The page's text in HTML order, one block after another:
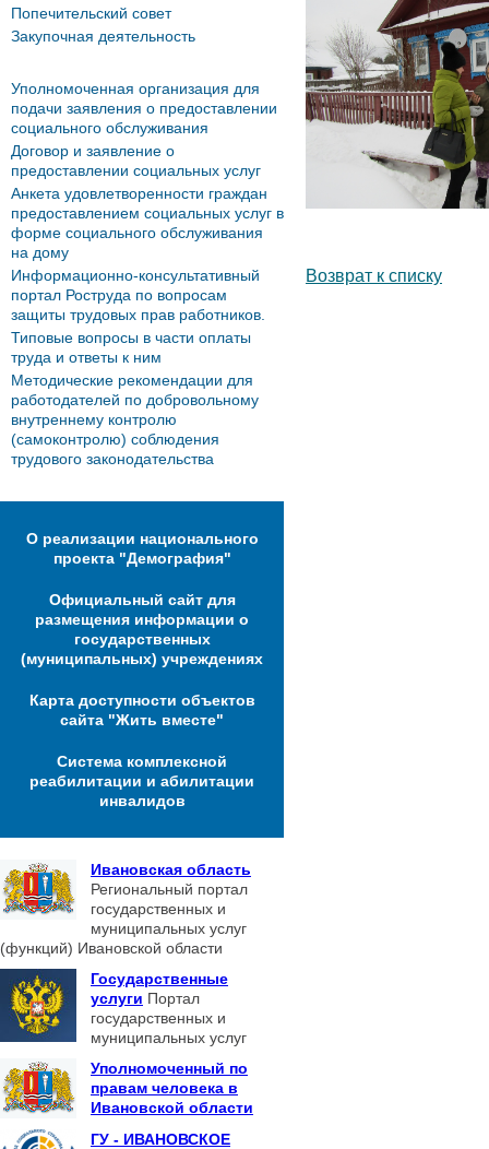
Возврат к списку
Попечительский совет
Закупочная деятельность
Уполномоченная организация для
подачи заявления о предоставлении
социального обслуживания
Договор и заявление о
предоставлении социальных услуг
Анкета удовлетворенности граждан
предоставлением социальных услуг в
форме социального обслуживания
на дому
Информационно-консультативный
портал Роструда по вопросам
защиты трудовых прав работников.
Типовые вопросы в части оплаты
труда и ответы к ним
Методические рекомендации для
работодателей по добровольному
внутреннему контролю
(самоконтролю) соблюдения
трудового законодательства
О реализации национального
проекта "Демография"
Официальный сайт для
размещения информации о
государственных
(муниципальных) учреждениях
Карта доступности объектов
сайта "Жить вместе"
Система комплексной
реабилитации и абилитации
инвалидов
Ивановская область
Региональный портал
государственных и
муниципальных услуг
(функций) Ивановской области
Государственные
услуги Портал
государственных и
муниципальных услуг
Уполномоченный по
правам человека в
Ивановской области
ГУ - ИВАНОВСКОЕ